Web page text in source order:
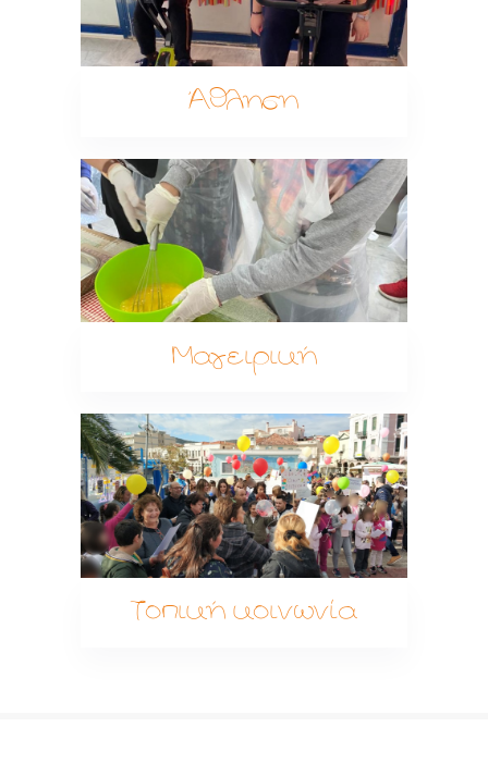
Άθληση
Μαγειρική
Τοπική κοινωνία